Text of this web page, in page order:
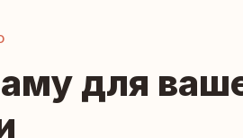
для